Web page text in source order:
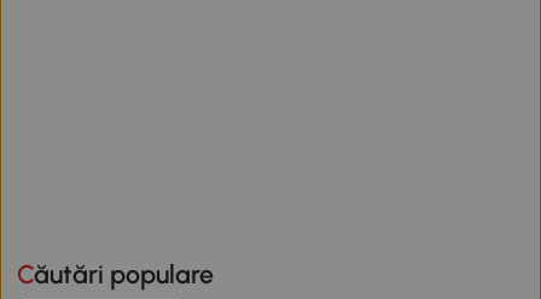
Căutări populare